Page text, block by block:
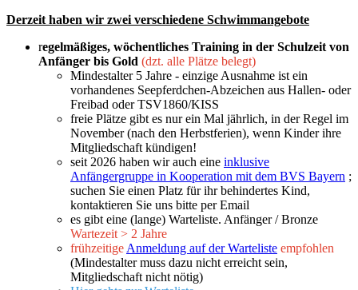
Derzeit haben wir zwei verschiedene Schwimmangebote
regelmäßiges, wöchentliches Training in der Schulzeit von
Anfänger bis Gold (dzt. alle Plätze belegt)
Mindestalter 5 Jahre - einzige Ausnahme ist ein
vorhandenes Seepferdchen-Abzeichen aus Hallen- oder
Freibad oder TSV1860/KISS
freie Plätze gibt es nur ein Mal jährlich, in der Regel im
November (nach den Herbstferien), wenn Kinder ihre
Mitgliedschaft kündigen!
seit 2026 haben wir auch eine inklusive
Anfängergruppe in Kooperation mit dem BVS Bayern ;
suchen Sie einen Platz für ihr behindertes Kind,
kontaktieren Sie uns bitte per Email
es gibt eine (lange) Warteliste. Anfänger / Bronze
Wartezeit > 2 Jahre
frühzeitige Anmeldung auf der Warteliste empfohlen
(Mindestalter muss dazu nicht erreicht sein,
Mitgliedschaft nicht nötig)